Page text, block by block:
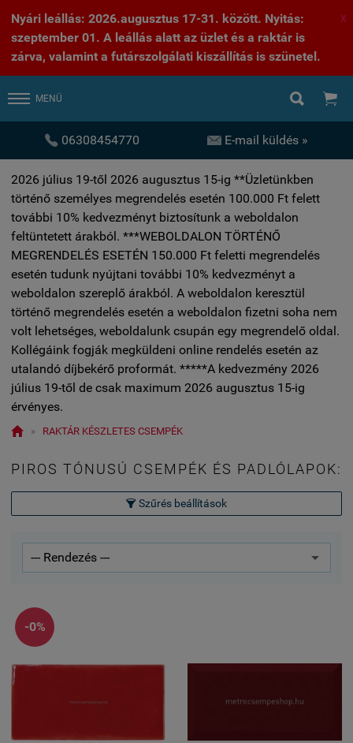
Nyári leállás: 2026.augusztus 17-31. között. Nyitás:
szeptember 01. A leállás alatt az üzlet és a raktár is
zárva, valamint a futárszolgálati kiszállítás is szünetel.
X
MENÜ  
 06308454770  E-mail küldés »
2026 július 19-től 2026 augusztus 15-ig **Üzletünkben
történő személyes megrendelés esetén 100.000 Ft felett
további 10% kedvezményt biztosítunk a weboldalon
feltüntetett árakból. ***WEBOLDALON TÖRTÉNŐ
MEGRENDELÉS ESETÉN 150.000 Ft feletti megrendelés
esetén tudunk nyújtani további 10% kedvezményt a
weboldalon szereplő árakból. A weboldalon keresztül
történő megrendelés esetén a weboldalon fizetni soha nem
volt lehetséges, weboldalunk csupán egy megrendelő oldal.
Kollégáink fogják megküldeni online rendelés esetén az
utalandó díjbekérő proformát. *****A kedvezmény 2026
július 19-től de csak maximum 2026 augusztus 15-ig
érvényes.
 » RAKTÁR KÉSZLETES CSEMPÉK
PIROS TÓNUSÚ CSEMPÉK ÉS PADLÓLAPOK:
 Szűrés beállítások
-0%